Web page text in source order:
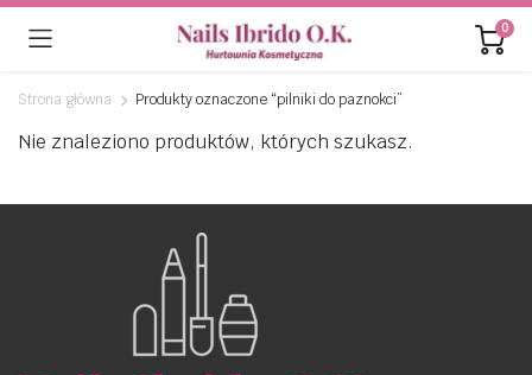
0
Strona główna Produkty oznaczone “pilniki do paznokci”
Nie znaleziono produktów, których szukasz.